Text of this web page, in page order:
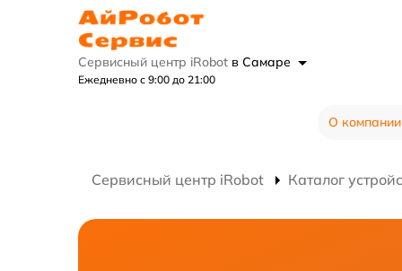
Сервисный центр iRobot в Самаре
Ежедневно с 9:00 до 21:00
О компании
Сервисный центр iRobot Каталог